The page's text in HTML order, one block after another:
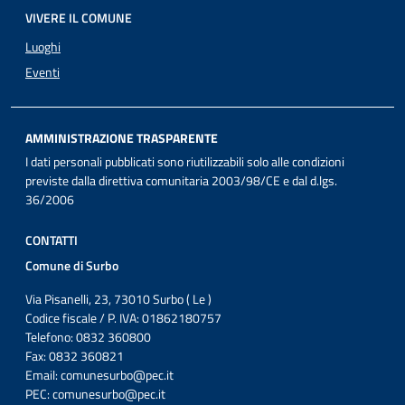
VIVERE IL COMUNE
Luoghi
Eventi
AMMINISTRAZIONE TRASPARENTE
I dati personali pubblicati sono riutilizzabili solo alle condizioni
previste dalla direttiva comunitaria 2003/98/CE e dal d.lgs.
36/2006
CONTATTI
Comune di Surbo
Via Pisanelli, 23, 73010 Surbo ( Le )
Codice fiscale / P. IVA: 01862180757
Telefono: 0832 360800
Fax: 0832 360821
Email:comunesurbo@pec.it
PEC:comunesurbo@pec.it